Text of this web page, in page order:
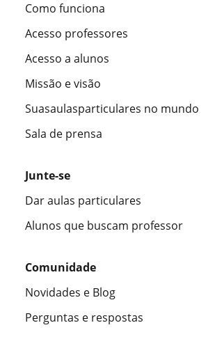
Como funciona
Acesso professores
Acesso a alunos
Missão e visão
Suasaulasparticulares no mundo
Sala de prensa
Junte-se
Dar aulas particulares
Alunos que buscam professor
Comunidade
Novidades e Blog
Perguntas e respostas